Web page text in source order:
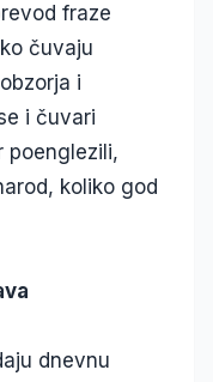
fraze
čuvaju
i
i čuvari
poenglezili,
koliko god
dnevnu